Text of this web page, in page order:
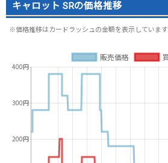
キャロット SRの価格推移
※価格推移はカードラッシュの金額を表示しています